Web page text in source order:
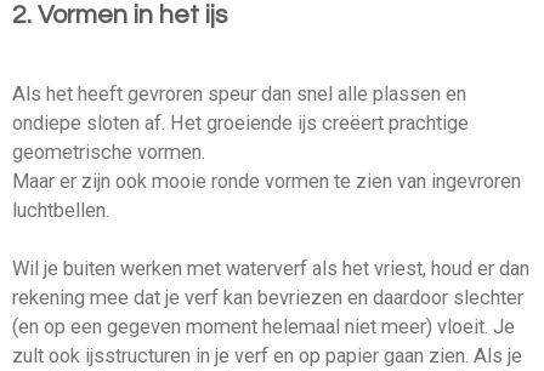
2. Vormen in het ijs
Als het heeft gevroren speur dan snel alle plassen en
ondiepe sloten af. Het groeiende ijs creëert prachtige
geometrische vormen.
Maar er zijn ook mooie ronde vormen te zien van ingevroren
luchtbellen.
Wil je buiten werken met waterverf als het vriest, houd er dan
rekening mee dat je verf kan bevriezen en daardoor slechter
(en op een gegeven moment helemaal niet meer) vloeit. Je
zult ook ijsstructuren in je verf en op papier gaan zien. Als je